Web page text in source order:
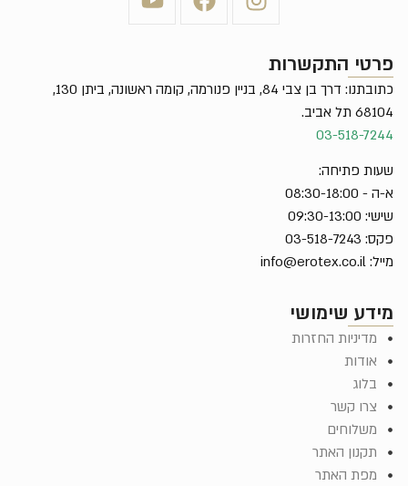
מידע שימושי
מדיניות החזרות
אודות
בלוג
צרו קשר
משלוחים
תקנון האתר
מפת האתר
פרטי התקשרות
כתובתנו: דרך בן צבי 84, בניין פנורמה, קומה ראשונה, ביתן 130,
68104 תל אביב.
03-518-7244
שעות פתיחה:
א-ה - 08:30-18:00
שישי: 09:30-13:00
פקס: 03-518-7243
מייל: info@erotex.co.il